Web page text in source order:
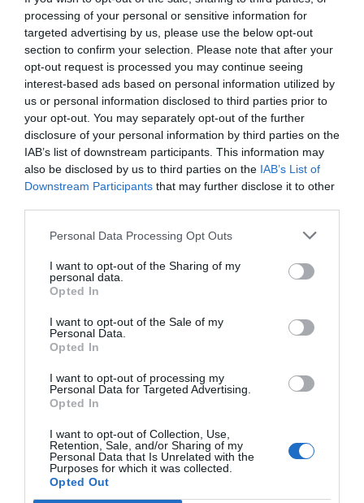
processing of your personal or sensitive information for
targeted advertising by us, please use the below opt-out
section to confirm your selection. Please note that after your
opt-out request is processed you may continue seeing
interest-based ads based on personal information utilized by
us or personal information disclosed to third parties prior to
your opt-out. You may separately opt-out of the further
disclosure of your personal information by third parties on the
IAB’s list of downstream participants. This information may
also be disclosed by us to third parties on the IAB’s List of
Downstream Participants that may further disclose it to other
Personal Data Processing Opt Outs
I want to opt-out of the Sharing of my
personal data.
Opted In
I want to opt-out of the Sale of my
Personal Data.
Opted In
I want to opt-out of processing my
Personal Data for Targeted Advertising.
Opted In
I want to opt-out of Collection, Use,
Retention, Sale, and/or Sharing of my
Personal Data that Is Unrelated with the
Purposes for which it was collected.
Opted Out
ciutats europees per promoure la innovació en
salut, o en projectes com els del BSC, els centres
CERCA o els agrupats en el Barcelona Institute
of Science and Technology (BIST).
Iniciatives com laCiutadella del Coneixement,
promoguda per la UPF a l’antic mercat del Peix,
són un bon exemple. Aquest projecte aspira a
BIST. Tot i que encara manca una major
col·laboració privada, el camí cap a l’excel·lència en
recerca interdisciplinària és clar, amb el suport de
diferents administracions.